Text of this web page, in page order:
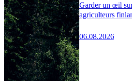
Garder un œil
agriculteurs
06.08.2026